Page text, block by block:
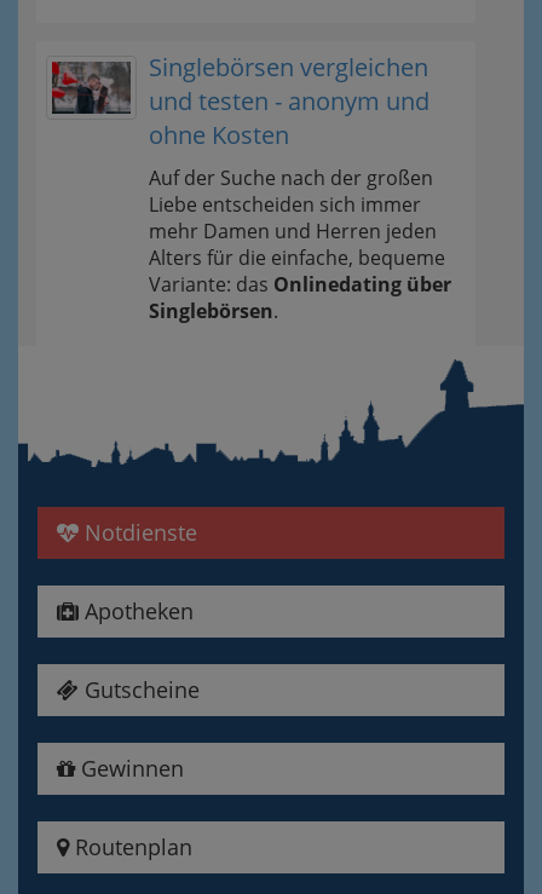
Singlebörsen vergleichen
und testen - anonym und
ohne Kosten
Auf der Suche nach der großen
Liebe entscheiden sich immer
mehr Damen und Herren jeden
Alters für die einfache, bequeme
Variante: das Onlinedating über
Singlebörsen.
Notdienste
Apotheken
Gutscheine
Gewinnen
Routenplan